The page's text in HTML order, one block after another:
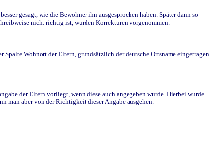
gesagt, wie die Bewohner ihn ausgesprochen haben. Später dann so
nicht richtig ist, wurden Korrekturen vorgenommen.
Wohnort der Eltern, grundsätzlich der deutsche Ortsname eingetragen.
der Eltern vorliegt, wenn diese auch angegeben wurde. Hierbei wurde
man aber von der Richtigkeit dieser Angabe ausgehen.